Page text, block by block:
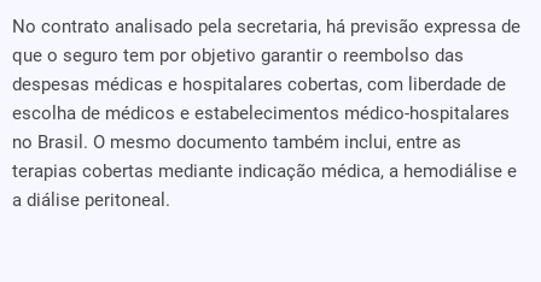
No contrato analisado pela secretaria, há previsão expressa de
que o seguro tem por objetivo garantir o reembolso das
despesas médicas e hospitalares cobertas, com liberdade de
escolha de médicos e estabelecimentos médico-hospitalares
no Brasil. O mesmo documento também inclui, entre as
terapias cobertas mediante indicação médica, a hemodiálise e
a diálise peritoneal.